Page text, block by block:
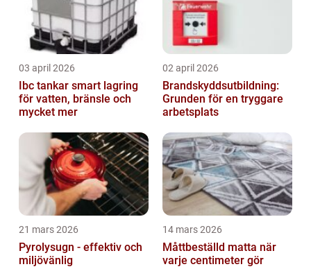
03 april 2026
Ibc tankar smart lagring
för vatten, bränsle och
mycket mer
02 april 2026
Brandskyddsutbildning:
Grunden för en tryggare
arbetsplats
21 mars 2026
Pyrolysugn - effektiv och
miljövänlig
14 mars 2026
Måttbeställd matta när
varje centimeter gör